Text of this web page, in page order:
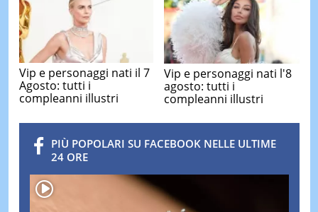
Vip e personaggi nati il 7
Agosto: tutti i
compleanni illustri
Vip e personaggi nati l'8
agosto: tutti i
compleanni illustri
PIÙ POPOLARI SU FACEBOOK NELLE ULTIME
24 ORE